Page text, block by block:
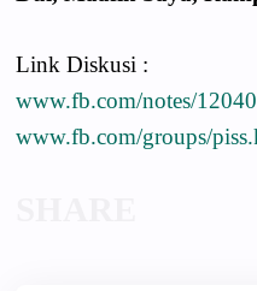
Link Diskusi :
www.fb.com/notes/
www.fb.com/groups/